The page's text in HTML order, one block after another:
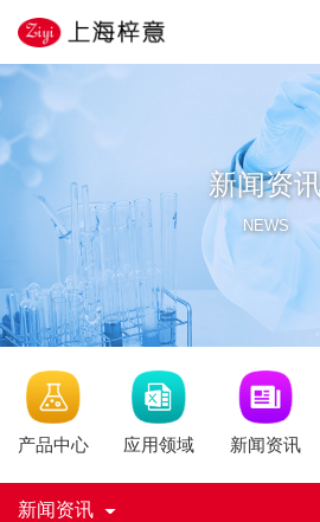
新闻资
NEWS
产品中心 应用领域 新闻资讯
新闻资讯